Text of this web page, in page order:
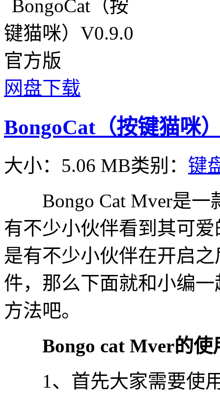
网盘下载
BongoCat（按键猫咪
大小：5.06 MB类别： 键
Bongo Cat Mver是一
有不少小伙伴看到其可
是有不少小伙伴在开启
件，那么下面就和小编
方法吧。
Bongo cat Mver的使
1、首先大家需要使用